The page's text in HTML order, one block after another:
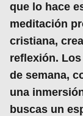
que lo hace
meditación
cristiana,
reflexión.
de semana,
una
buscas un